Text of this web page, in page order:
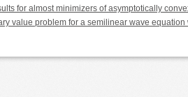
for almost minimizers of asymptotically
value problem for a semilinear wave